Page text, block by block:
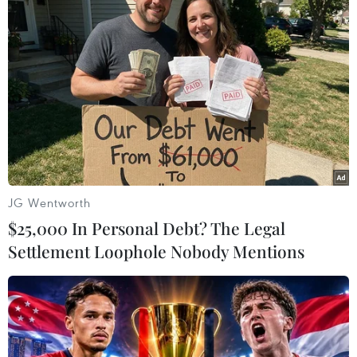
Động đất mạnh 6,3 độ Richter xảy ra ở
miền Nam Peru
01/12/2016 23:27
Ngày 1/12, một trận động đất mạnh 6,3 độ Richter đã
xảy ra tại miền Nam Peru với tâm chấn trận động đất
nằm ở độ sâu 32km, cách thị trấn Juliaca khoảng 45km
về phía Tây Bắc.
JG Wentworth
$25,000 In Personal Debt? The Legal
Settlement Loophole Nobody Mentions